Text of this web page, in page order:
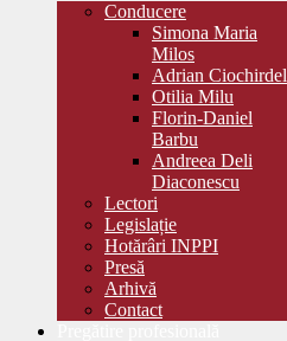
Conducere
Simona Maria
Milos
Adrian Ciochirdel
Otilia Milu
Florin-Daniel
Barbu
Andreea Deli
Diaconescu
Lectori
Legislație
Hotărâri INPPI
Presă
Arhivă
Contact